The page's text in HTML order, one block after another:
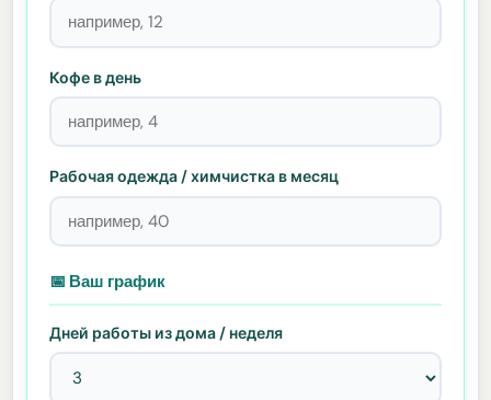
Кофе в день
Рабочая одежда / химчистка в месяц
📅 Ваш график
Дней работы из дома / неделя